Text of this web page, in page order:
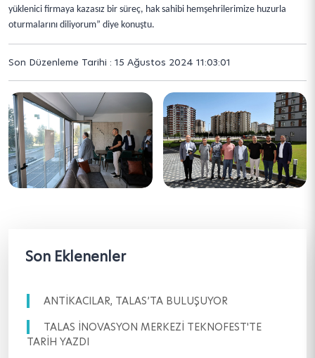
yüklenici firmaya kazasız bir süreç, hak sahibi hemşehrilerimize huzurla
oturmalarını diliyorum” diye konuştu.
Son Düzenleme Tarihi : 15 Ağustos 2024 11:03:01
Son Eklenenler
ANTİKACILAR, TALAS’TA BULUŞUYOR
TALAS İNOVASYON MERKEZİ TEKNOFEST'TE
TARİH YAZDI